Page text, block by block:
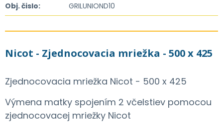
Obj. čislo: GRILUNIOND10
Nicot - Zjednocovacia mriežka - 500 x 425
Zjednocovacia mriežka Nicot - 500 x 425
Výmena matky spojením 2 včelstiev pomocou
zjednocovacej mriežky Nicot